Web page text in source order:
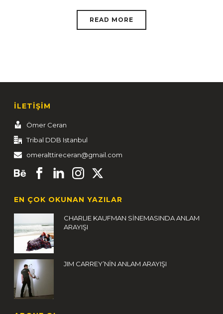
READ MORE
İLETİŞİM
Ömer Ceran
Tribal DDB Istanbul
omeralttireceran@gmail.com
EN ÇOK OKUNAN YAZILAR
CHARLIE KAUFMAN SİNEMASINDA ANLAM
ARAYIŞI
JIM CARREY’NİN ANLAM ARAYIŞI